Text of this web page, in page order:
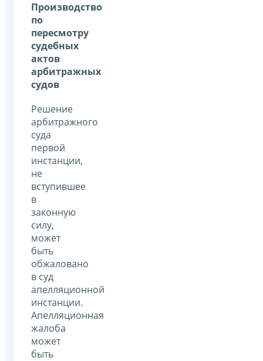
Производство
по
пересмотру
судебных
актов
арбитражных
судов
Решение
арбитражного
суда
первой
инстанции,
не
вступившее
в
законную
силу,
может
быть
обжаловано
в суд
апелляционной
инстанции.
Апелляционная
жалоба
может
быть